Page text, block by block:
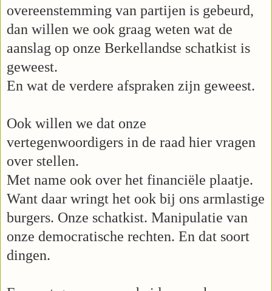
overeenstemming van partijen is gebeurd,
dan willen we ook graag weten wat de
aanslag op onze Berkellandse schatkist is
geweest.
En wat de verdere afspraken zijn geweest.
Ook willen we dat onze
vertegenwoordigers in de raad hier vragen
over stellen.
Met name ook over het financiële plaatje.
Want daar wringt het ook bij ons armlastige
burgers. Onze schatkist. Manipulatie van
onze democratische rechten. En dat soort
dingen.